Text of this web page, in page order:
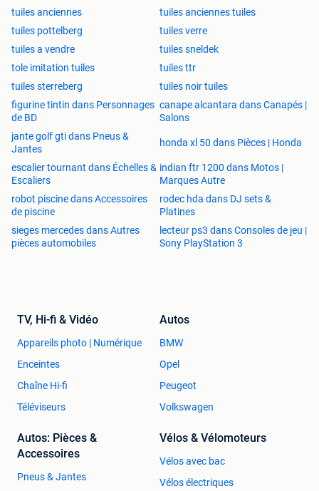
tuiles anciennes
tuiles anciennes tuiles
tuiles pottelberg
tuiles verre
tuiles a vendre
tuiles sneldek
tole imitation tuiles
tuiles ttr
tuiles sterreberg
tuiles noir tuiles
figurine tintin dans Personnages
de BD
canape alcantara dans Canapés |
Salons
jante golf gti dans Pneus &
Jantes
honda xl 50 dans Pièces | Honda
escalier tournant dans Échelles &
Escaliers
indian ftr 1200 dans Motos |
Marques Autre
robot piscine dans Accessoires
de piscine
rodec hda dans DJ sets &
Platines
sieges mercedes dans Autres
pièces automobiles
lecteur ps3 dans Consoles de jeu |
Sony PlayStation 3
TV, Hi-fi & Vidéo
Appareils photo | Numérique
Enceintes
Chaîne Hi-fi
Téléviseurs
Autos
BMW
Opel
Peugeot
Volkswagen
Autos: Pièces &
Accessoires
Pneus & Jantes
Vélos & Vélomoteurs
Vélos avec bac
Vélos électriques